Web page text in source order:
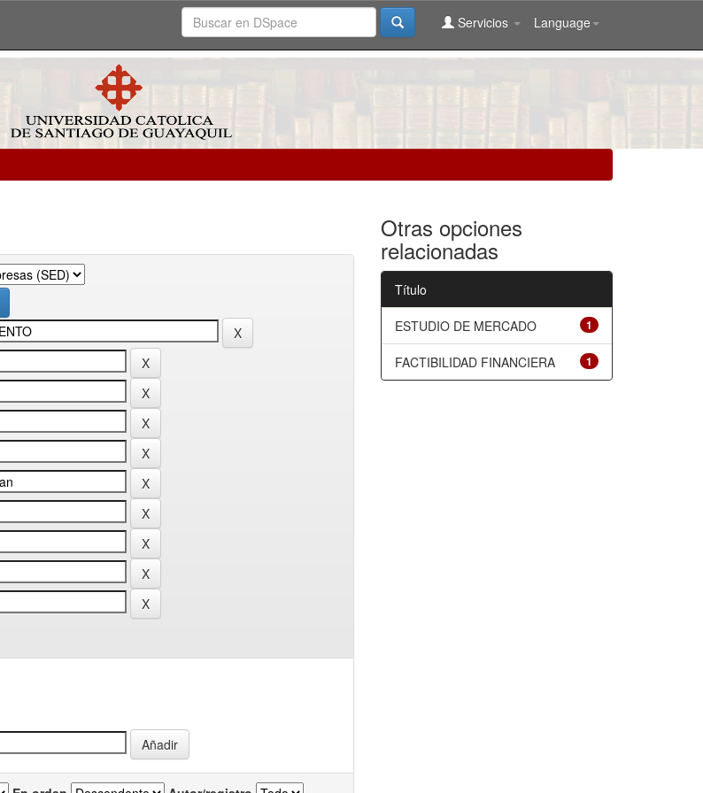
Language
Servicios
Otras opciones
relacionadas
Título
1
ESTUDIO DE MERCADO
1
FACTIBILIDAD FINANCIERA